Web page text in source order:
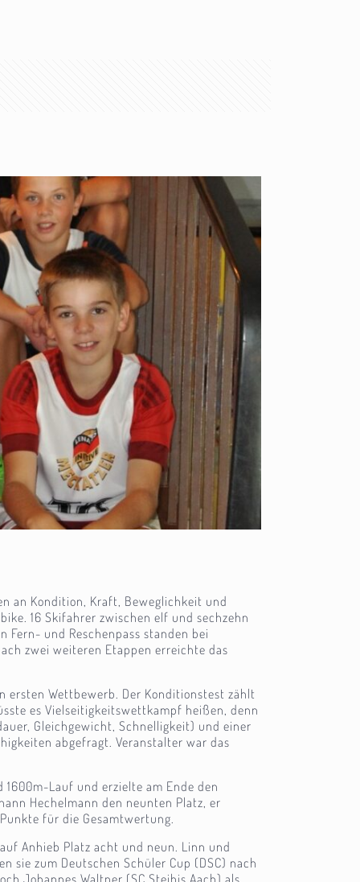
an Kondition, Kraft, Beweglichkeit und
16 Skifahrer zwischen elf und sechzehn
und Reschenpass standen bei
zwei weiteren Etappen erreichte das
ersten Wettbewerb. Der Konditionstest zählt
es Vielseitigkeitswettkampf heißen, denn
Gleichgewicht, Schnelligkeit) und einer
abgefragt. Veranstalter war das
1600m-Lauf und erzielte am Ende den
Hechelmann den neunten Platz, er
für die Gesamtwertung.
Anhieb Platz acht und neun. Linn und
sie zum Deutschen Schüler Cup (DSC) nach